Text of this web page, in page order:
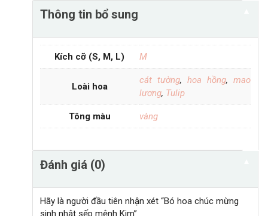
Thông tin bổ sung
Kích cỡ (S, M, L) M
Loài hoa
cát tường, hoa hồng, mao
lương, Tulip
Tông màu vàng
Đánh giá (0)
Hãy là người đầu tiên nhận xét “Bó hoa chúc mừng
sinh nhật sếp mệnh Kim”